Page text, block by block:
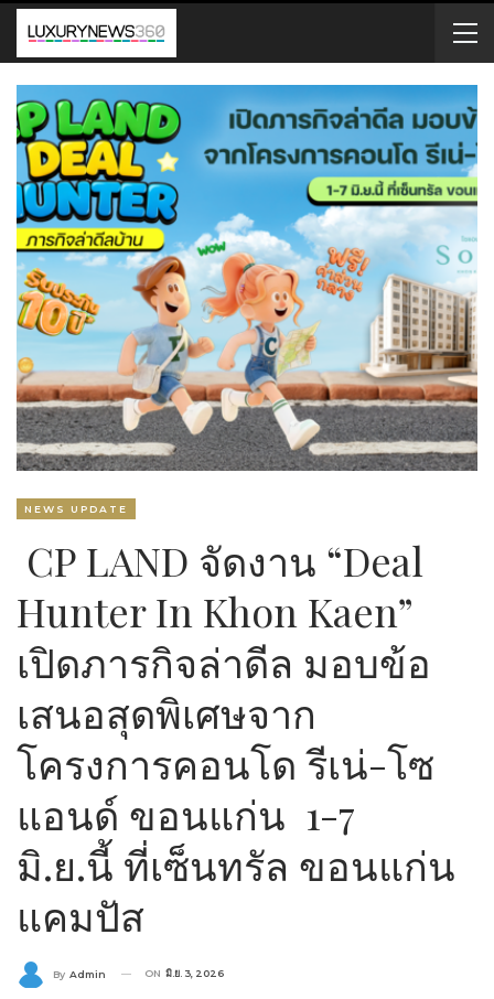
NEWS UPDATE
CP LAND จัดงาน “Deal
Hunter In Khon Kaen”
เปิดภารกิจล่าดีล มอบข้อ
เสนอสุดพิเศษจาก
โครงการคอนโด รีเน่-โซ
แอนด์ ขอนแก่น 1-7
มิ.ย.นี้ ที่เซ็นทรัล ขอนแก่น
แคมปัส
By Admin ON มิ.ย. 3, 2026